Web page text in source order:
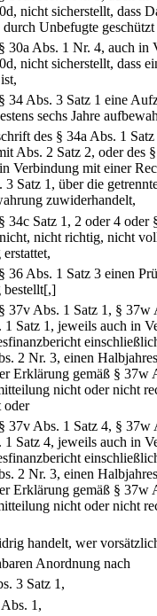
nicht sicherstellt, dass
Unbefugte geschützt
30a Abs. 1 Nr. 4, auch in
nicht sicherstellt, dass
34 Abs. 3 Satz 1 eine
sechs Jahre
des § 34a Abs. 1
Abs. 2 Satz 2, oder des
Verbindung mit einer
3 Satz 1, über die
zuwiderhandelt,
34c Satz 1, 2 oder 4 oder
nicht richtig, nicht
36 Abs. 1 Satz 3 einen
bestellt[,]
37v Abs. 1 Satz 1, § 37w
1 Satz 1, jeweils auch in
2 Nr. 3, einen
Erklärung gemäß § 37w
nicht oder nicht
oder
37v Abs. 1 Satz 4, § 37w
1 Satz 4, jeweils auch in
2 Nr. 3, einen
Erklärung gemäß § 37w
nicht oder nicht
handelt, wer
Anordnung nach
3 Satz 1,
1,